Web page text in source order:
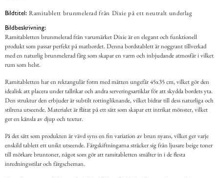
Bildtitel: Ramitablett brunmelerad från Dixie på ett neutralt underlag
Bildbeskrivning:
Ramitabletten brunmelerad från varumärket Dixie är en elegant och funktionell
produkt som passar perfekt på matbordet. Denna bordstablett är noggrant tillverkad
med en naturlig brunmelerad färg som skapar en varm och inbjudande atmosfär i vilket
rum som helst.
Ramitabletten har en rektangulär form med måtten ungefär 45x35 cm, vilket gör den
idealisk att placera under tallrikar och andra serveringsartiklar för att skydda bordets yta.
Den struktur den erbjuder är subtilt rottingliknande, vilket bidrar till dess naturliga och
stilrena utseende. Materialet är flätat på ett sätt som skapar ett intrikat mönster, vilket
ger en känsla av djup och textur.
På det sätt som produkten är vävd syns en fin variation av brun nyans, vilket ger varje
enskild tablett ett unikt utseende. Färgskiftningarna sträcker sig från ljusare beige toner
till mörkare bruntoner, något som gör att ramitabletten smälter in i de flesta
inredningsstilar och färgscheman.